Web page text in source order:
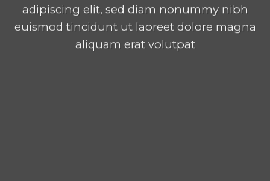
adipiscing elit, sed diam nonummy nibh
euismod tincidunt ut laoreet dolore magna
aliquam erat volutpat